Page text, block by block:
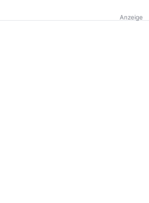
Anzeige